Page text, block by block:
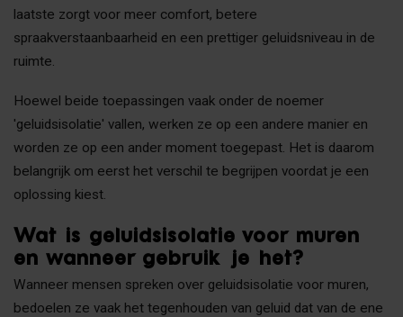
laatste zorgt voor meer comfort, betere
spraakverstaanbaarheid en een prettiger geluidsniveau in de
ruimte.
Hoewel beide toepassingen vaak onder de noemer
'geluidsisolatie' vallen, werken ze op een andere manier en
worden ze op een ander moment toegepast. Het is daarom
belangrijk om eerst het verschil te begrijpen voordat je een
oplossing kiest.
Wat is geluidsisolatie voor muren
en wanneer gebruik je het?
Wanneer mensen spreken over geluidsisolatie voor muren,
bedoelen ze vaak het tegenhouden van geluid dat van de ene